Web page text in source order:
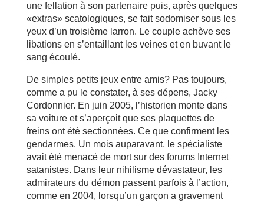
une fellation à son partenaire puis, après quelques
«extras» scatologiques, se fait sodomiser sous les
yeux d’un troisième larron. Le couple achève ses
libations en s’entaillant les veines et en buvant le
sang écoulé.
De simples petits jeux entre amis? Pas toujours,
comme a pu le constater, à ses dépens, Jacky
Cordonnier. En juin 2005, l’historien monte dans
sa voiture et s’aperçoit que ses plaquettes de
freins ont été sectionnées. Ce que confirment les
gendarmes. Un mois auparavant, le spécialiste
avait été menacé de mort sur des forums Internet
satanistes. Dans leur nihilisme dévastateur, les
admirateurs du démon passent parfois à l’action,
comme en 2004, lorsqu’un garçon a gravement